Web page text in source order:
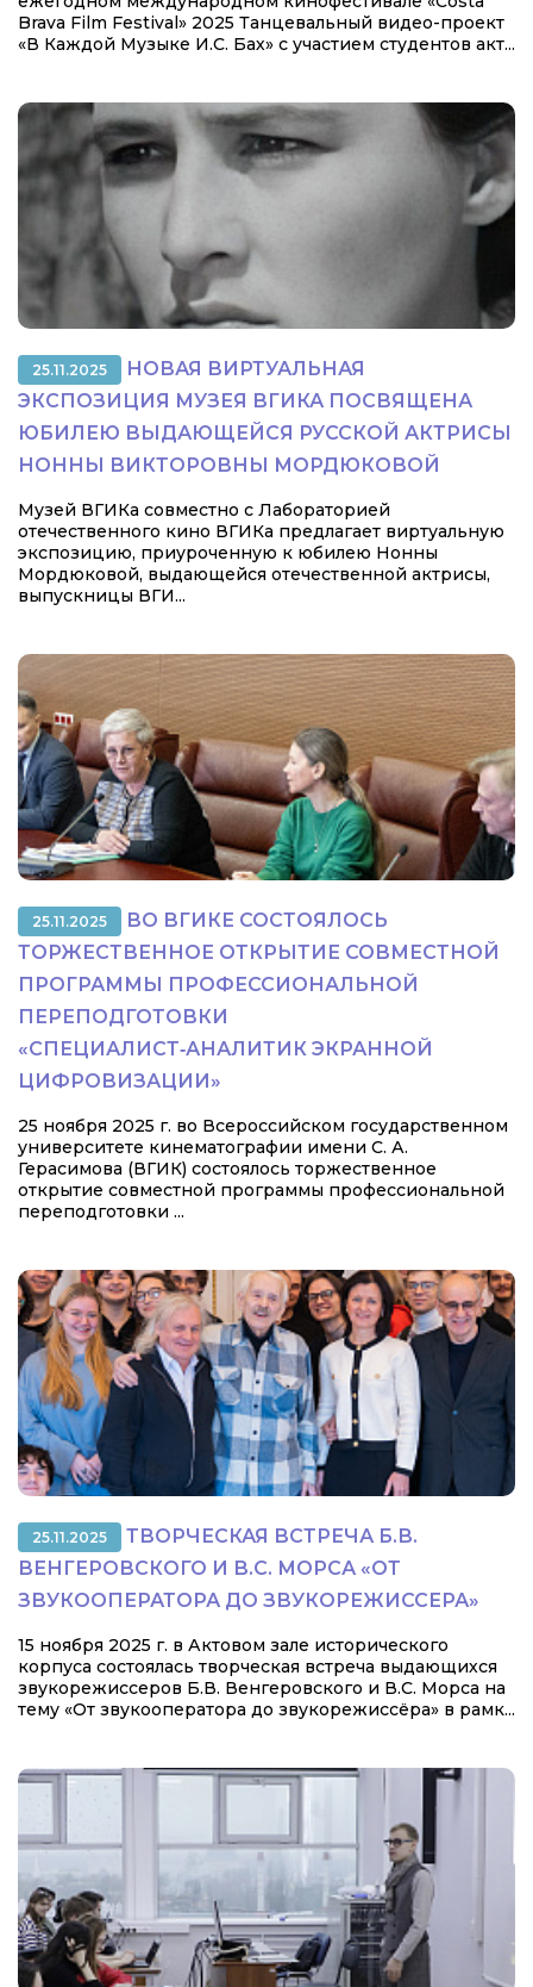
Brava Film Festival» 2025 Танцевальный видео-проект
«В Каждой Музыке И.С. Бах» с участием студентов акт...
25.11.2025
НОВАЯ ВИРТУАЛЬНАЯ
ЭКСПОЗИЦИЯ МУЗЕЯ ВГИКА ПОСВЯЩЕНА
ЮБИЛЕЮ ВЫДАЮЩЕЙСЯ РУССКОЙ АКТРИСЫ
НОННЫ ВИКТОРОВНЫ МОРДЮКОВОЙ
Музей ВГИКа совместно с Лабораторией
отечественного кино ВГИКа предлагает виртуальную
экспозицию, приуроченную к юбилею Нонны
Мордюковой, выдающейся отечественной актрисы,
выпускницы ВГИ...
25.11.2025
ВО ВГИКЕ СОСТОЯЛОСЬ
ТОРЖЕСТВЕННОЕ ОТКРЫТИЕ СОВМЕСТНОЙ
ПРОГРАММЫ ПРОФЕССИОНАЛЬНОЙ
ПЕРЕПОДГОТОВКИ
«СПЕЦИАЛИСТ‑АНАЛИТИК ЭКРАННОЙ
ЦИФРОВИЗАЦИИ»
25 ноября 2025 г. во Всероссийском государственном
университете кинематографии имени С. А.
Герасимова (ВГИК) состоялось торжественное
открытие совместной программы профессиональной
переподготовки ...
25.11.2025
ТВОРЧЕСКАЯ ВСТРЕЧА Б.В.
ВЕНГЕРОВСКОГО И В.С. МОРСА «ОТ
ЗВУКООПЕРАТОРА ДО ЗВУКОРЕЖИССЕРА»
15 ноября 2025 г. в Актовом зале исторического
корпуса состоялась творческая встреча выдающихся
звукорежиссеров Б.В. Венгеровского и В.С. Морса на
тему «От звукооператора до звукорежиссёра» в рамк...